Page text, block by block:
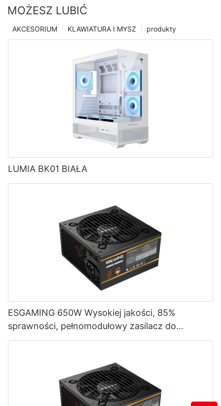
MOŻESZ LUBIĆ
produkty
KLAWIATURA I MYSZ
AKCESORIUM
LUMIA BK01 BIAŁA
ESGAMING 650W Wysokiej jakości, 85%
sprawności, pełnomodułowy zasilacz do
komputerów stacjonarnych 80+ Bronze